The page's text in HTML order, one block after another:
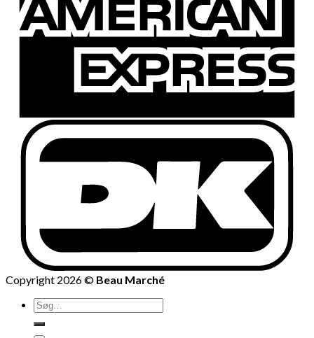
Copyright 2026 © Beau Marché
Søg
efter: